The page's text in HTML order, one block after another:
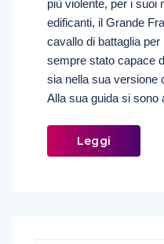
più violente, per i suoi
edificanti, il Grande
cavallo di battaglia
sempre stato capace
sia nella sua versione
Alla sua guida si
Leggi